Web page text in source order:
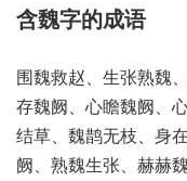
含魏字的成语
围魏救赵、生张熟魏
存魏阙、心瞻魏阙、
结草、魏鹊无枝、身
阙、熟魏生张、赫赫